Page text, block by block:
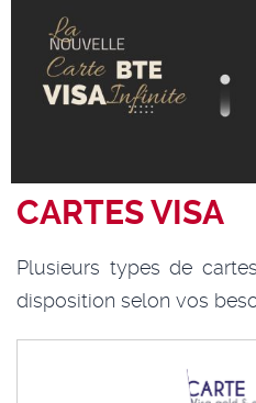
CARTES VISA
Plusieurs types de
disposition selon vos